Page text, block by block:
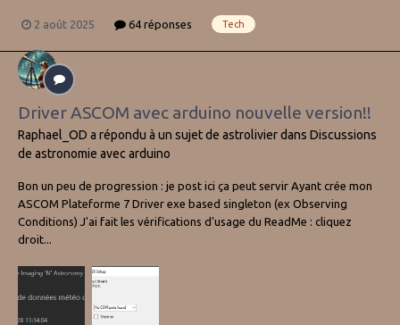
2 août 2025 64 réponses Tech
Driver ASCOM avec arduino nouvelle version!!
Raphael_OD a répondu à un sujet de astrolivierdans Discussions
de astronomie avec arduino
Bon un peu de progression : je post ici ça peut servir Ayant crée mon
ASCOM Plateforme 7 Driver exe based singleton (ex Observing
Conditions) J'ai fait les vérifications d'usage du ReadMe : cliquez
droit...